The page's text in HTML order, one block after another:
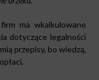
ma wkalkulowane
dotyczące legalności
przepisy, bo wiedzą,